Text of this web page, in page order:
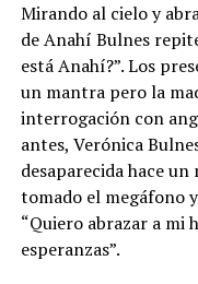
Mirando al cielo y
de Anahí Bulnes
está Anahí?”. Los
un mantra pero la
interrogación con
antes, Verónica
desaparecida hace
tomado el megáfono
“Quiero abrazar a mi
esperanzas”.